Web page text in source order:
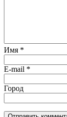
Имя *
E-mail *
Город